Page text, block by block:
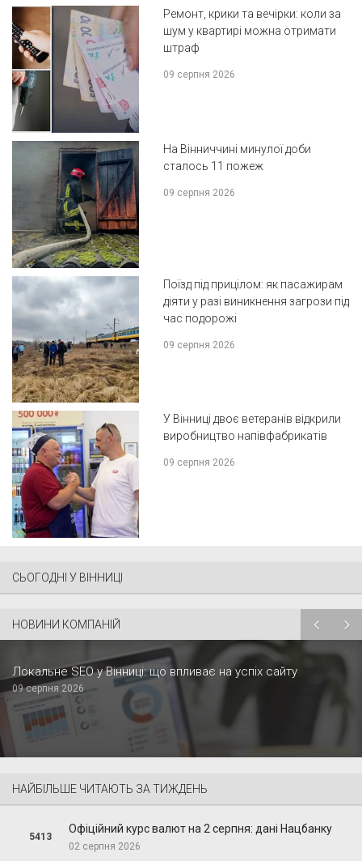
Ремонт, крики та вечірки: коли за
шум у квартирі можна отримати
штраф
09 серпня 2026
На Вінниччині минулої доби
сталось 11 пожеж
09 серпня 2026
Поїзд під прицілом: як пасажирам
діяти у разі виникнення загрози під
час подорожі
09 серпня 2026
У Вінниці двоє ветеранів відкрили
виробництво напівфабрикатів
09 серпня 2026
СЬОГОДНІ У ВІННИЦІ
НОВИНИ КОМПАНІЙ
Локальне SEO у Вінниці: що впливає на успіх сайту
09 серпня 2026
НАЙБІЛЬШЕ ЧИТАЮТЬ ЗА ТИЖДЕНЬ
5413
Офіційний курс валют на 2 серпня: дані Нацбанку
02 серпня 2026